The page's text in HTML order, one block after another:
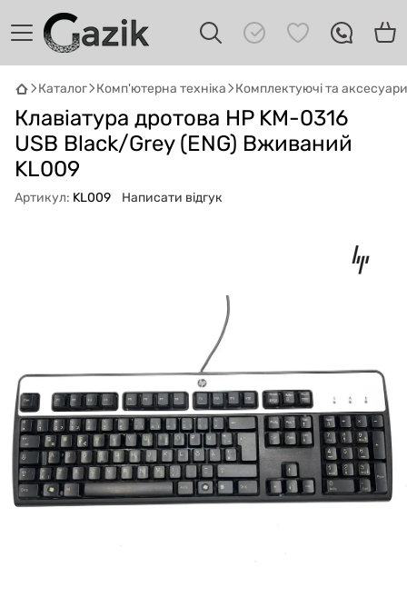
Каталог Комп'ютерна техніка Комплектуючі та аксесуари
Клавіатура дротова HP KM-0316
USB Black/Grey (ENG) Вживаний
KL009
Артикул: KL009 Написати відгук
Онлайн · пошук техніки
Привіт! 👋 Я Gazik AI — допоможу
Що шукаєш?